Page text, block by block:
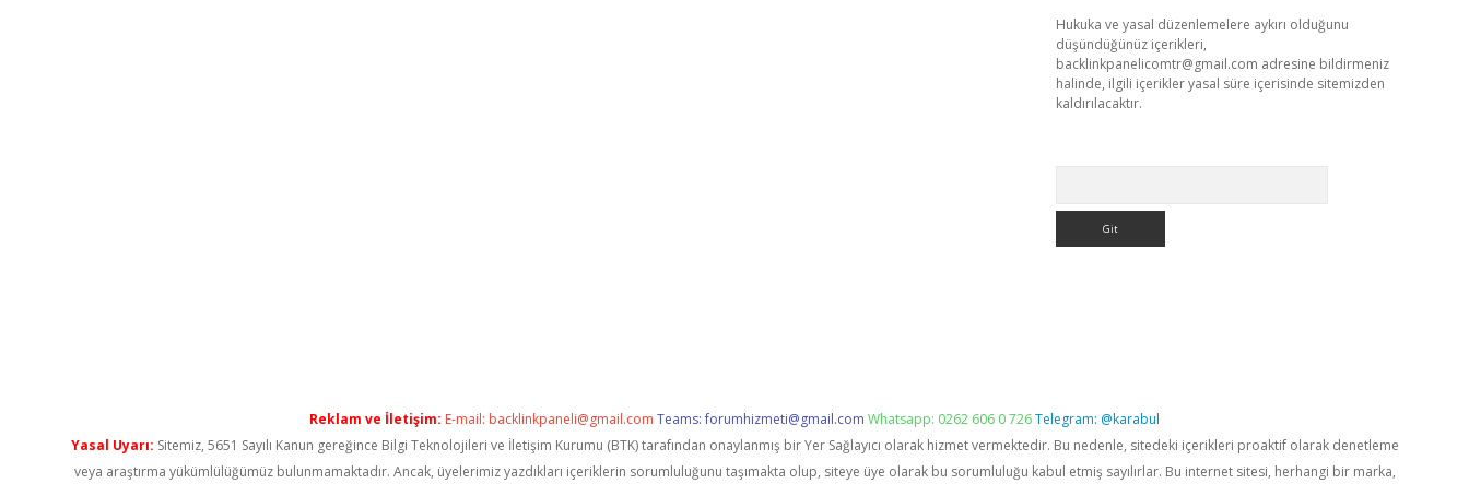
Hukuka ve yasal düzenlemelere aykırı olduğunu
düşündüğünüz içerikleri,
backlinkpanelicomtr@gmail.com adresine bildirmeniz
halinde, ilgili içerikler yasal süre içerisinde sitemizden
kaldırılacaktır.
Reklam ve İletişim: E-mail: backlinkpaneli@gmail.com Teams:forumhizmeti@gmail.com Whatsapp: 0262 606 0 726Telegram: @karabul
Yasal Uyarı: Sitemiz, 5651 Sayılı Kanun gereğince Bilgi Teknolojileri ve İletişim Kurumu (BTK) tarafından onaylanmış bir Yer Sağlayıcı olarak hizmet vermektedir. Bu nedenle, sitedeki içerikleri proaktif olarak denetleme
veya araştırma yükümlülüğümüz bulunmamaktadır. Ancak, üyelerimiz yazdıkları içeriklerin sorumluluğunu taşımakta olup, siteye üye olarak bu sorumluluğu kabul etmiş sayılırlar. Bu internet sitesi, herhangi bir marka,